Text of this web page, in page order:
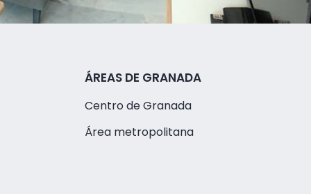
ÁREAS DE GRANADA
Centro de Granada
Área metropolitana